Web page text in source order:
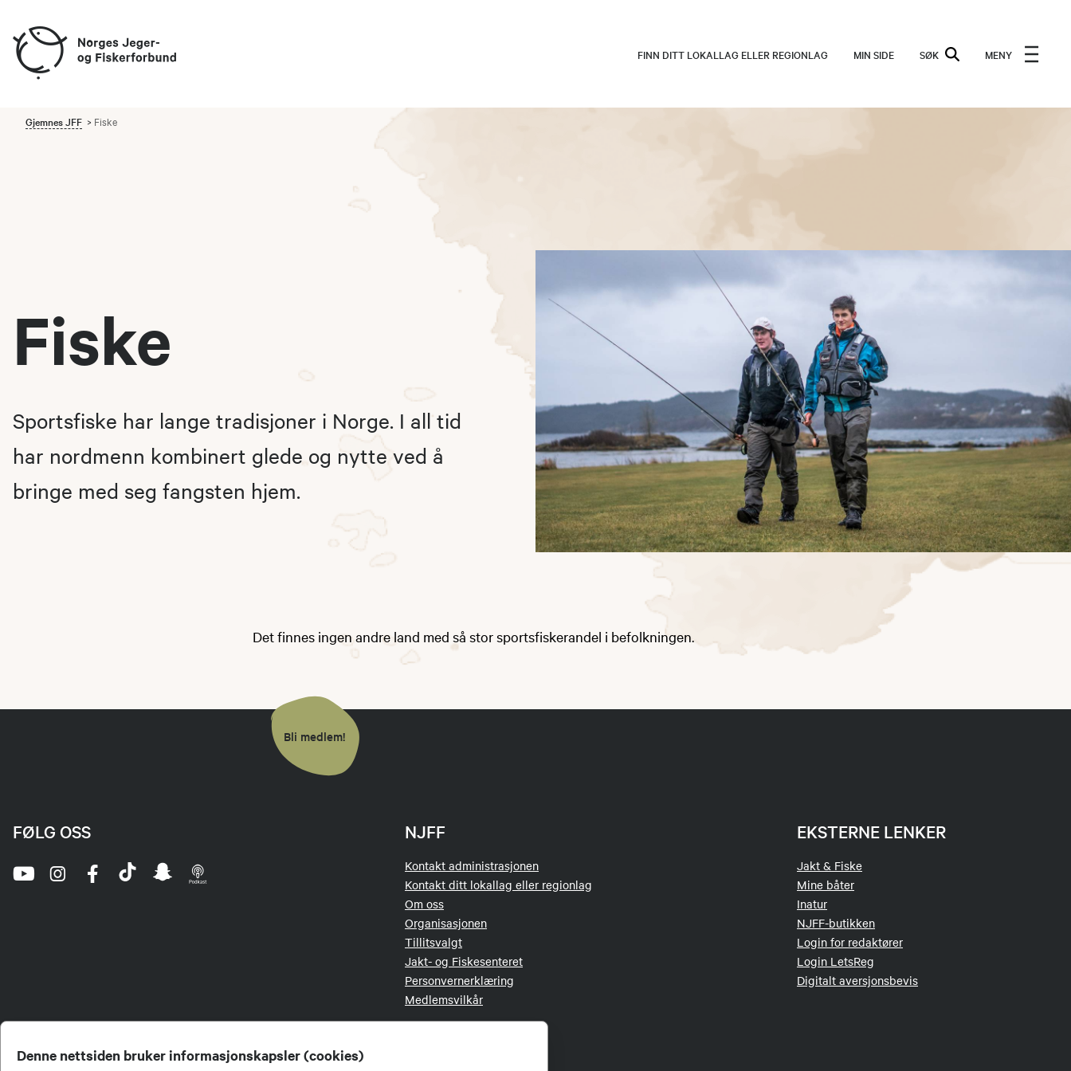
Denne nettsiden bruker informasjonskapsler (cookies)
FINN DITT LOKALLAG ELLER REGIONLAG MIN SIDE SØK MENY
Gjemnes JFF Fiske
Fiske
Sportsfiske har lange tradisjoner i Norge. I all tid
har nordmenn kombinert glede og nytte ved å
bringe med seg fangsten hjem.
Det finnes ingen andre land med så stor sportsfiskerandel i befolkningen.
Bli medlem!
NJFF
Kontakt administrasjonen
Kontakt ditt lokallag eller regionlag
Om oss
Organisasjonen
Tillitsvalgt
Jakt- og Fiskesenteret
Personvernerklæring
Medlemsvilkår
EKSTERNE LENKER
Jakt & Fiske
Mine båter
Inatur
NJFF-butikken
Login for redaktører
Login LetsReg
Digitalt aversjonsbevis
FØLG OSS